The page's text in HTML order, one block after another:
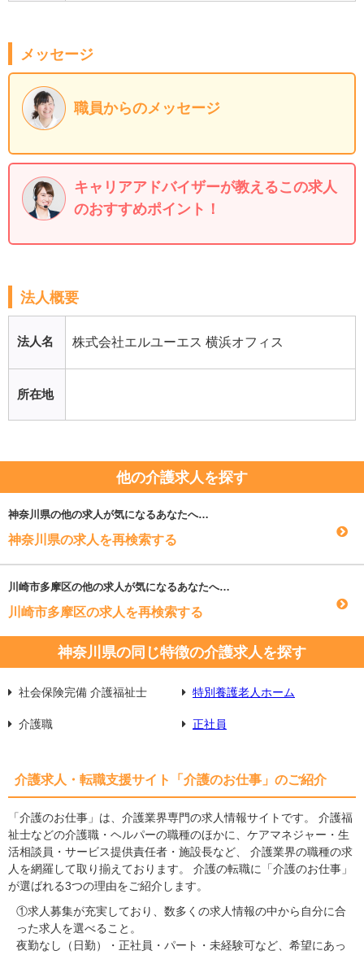
メッセージ
職員からのメッセージ
キャリアアドバイザーが教えるこの求人
のおすすめポイント！
法人概要
法人名 株式会社エルユーエス 横浜オフィス
所在地
他の介護求人を探す
神奈川県の他の求人が気になるあなたへ…
神奈川県の求人を再検索する
川崎市多摩区の他の求人が気になるあなたへ…
川崎市多摩区の求人を再検索する
神奈川県の同じ特徴の介護求人を探す
社会保険完備 介護福祉士 特別養護老人ホーム
介護職 正社員
介護求人・転職支援サイト「介護のお仕事」のご紹介
「介護のお仕事」は、介護業界専門の求人情報サイトです。 介護福
祉士などの介護職・ヘルパーの職種のほかに、ケアマネジャー・生
活相談員・サービス提供責任者・施設長など、 介護業界の職種の求
人を網羅して取り揃えております。 介護の転職に「介護のお仕事」
が選ばれる3つの理由をご紹介します。
①求人募集が充実しており、数多くの求人情報の中から自分に合
った求人を選べること。
夜勤なし（日勤）・正社員・パート・未経験可など、希望にあっ